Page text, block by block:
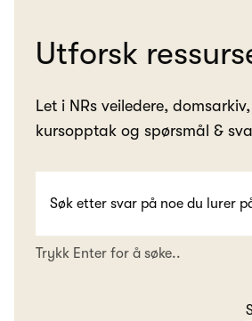
Utforsk
Let i NRs veiledere,
kursopptak og spørsmål &
Trykk Enter for å søke..